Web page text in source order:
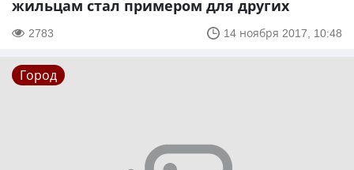
жильцам стал примером для других
2783 14 ноября 2017, 10:48
Город